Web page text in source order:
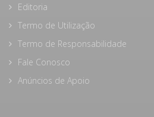
Editoria
Termo de Utilização
Termo de Responsabilidade
Fale Conosco
Anúncios de Apoio